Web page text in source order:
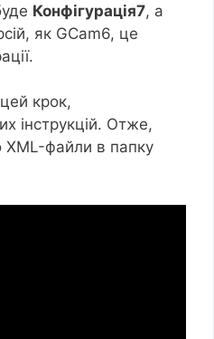
Конфігурація7, а
як GCam6, це
крок,
інструкцій. Отже,
XML-файли в папку